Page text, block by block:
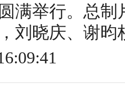
满举行。总
刘晓庆、谢